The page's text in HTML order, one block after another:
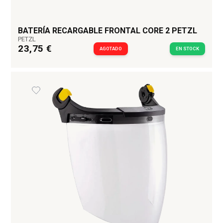
BATERÍA RECARGABLE FRONTAL CORE 2 PETZL
PETZL
23,75 € AGOTADO EN STOCK